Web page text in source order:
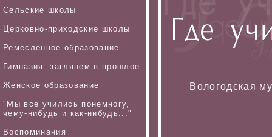
Сельские школы
Церковно-приходские школы
Ремесленное образование
Гимназия: заглянем в прошлое
Женское образование
"Мы все учились понемногу,
чему-нибудь и как-нибудь..."
Воспоминания
Вологодская